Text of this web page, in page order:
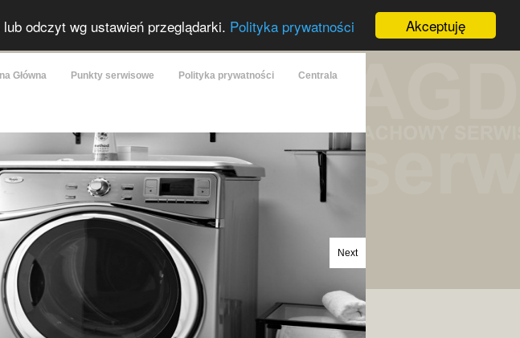
Akceptuję
odczyt wg ustawień przeglądarki. Polityka prywatności
Główna Punkty serwisowe Polityka prywatności Centrala
Next